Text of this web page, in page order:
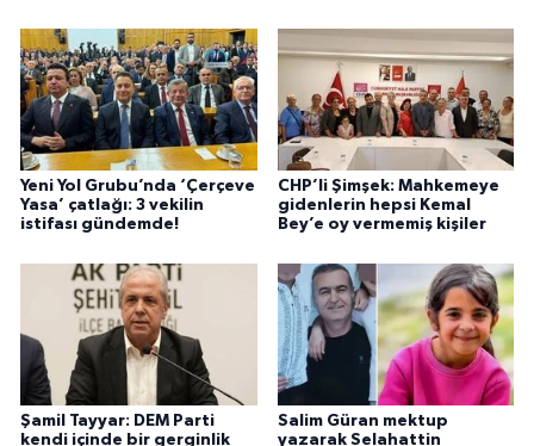
Yeni Yol Grubu’nda ‘Çerçeve
Yasa’ çatlağı: 3 vekilin
istifası gündemde!
CHP’li Şimşek: Mahkemeye
gidenlerin hepsi Kemal
Bey’e oy vermemiş kişiler
Şamil Tayyar: DEM Parti
kendi içinde bir gerginlik
Salim Güran mektup
yazarak Selahattin